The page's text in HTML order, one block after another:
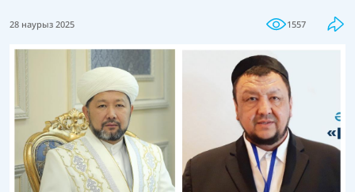
28 наурыз 2025 1557